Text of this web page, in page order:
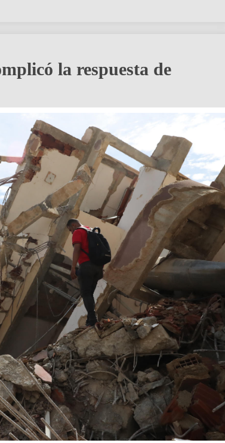
la respuesta de